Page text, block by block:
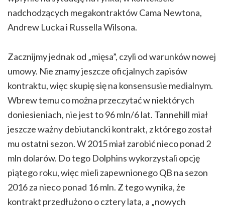
nadchodzących megakontraktów Cama Newtona,
Andrew Lucka i Russella Wilsona.
Zacznijmy jednak od „mięsa”, czyli od warunków nowej
umowy. Nie znamy jeszcze oficjalnych zapisów
kontraktu, więc skupię się na konsensusie medialnym.
Wbrew temu co można przeczytać w niektórych
doniesieniach, nie jest to 96 mln/6 lat. Tannehill miał
jeszcze ważny debiutancki kontrakt, z którego został
mu ostatni sezon. W 2015 miał zarobić nieco ponad 2
mln dolarów. Do tego Dolphins wykorzystali opcję
piątego roku, więc mieli zapewnionego QB na sezon
2016 za nieco ponad 16 mln. Z tego wynika, że
kontrakt przedłużono o cztery lata, a „nowych